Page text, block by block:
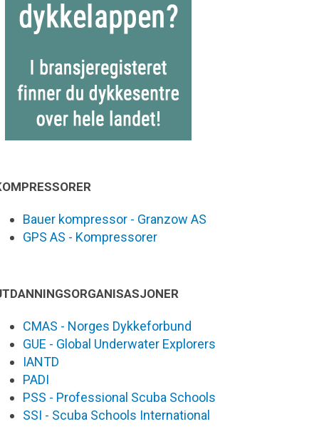
Bauer kompressor - Granzow AS
GPS AS - Kompressorer
CMAS - Norges Dykkeforbund
GUE - Global Underwater Explorers
IANTD
PADI
PSS - Professional Scuba Schools
SSI - Scuba Schools International